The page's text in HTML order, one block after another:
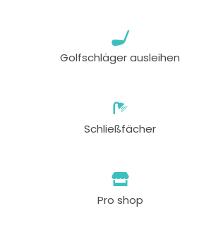
Golfschläger ausleihen
Schließfächer
Pro shop